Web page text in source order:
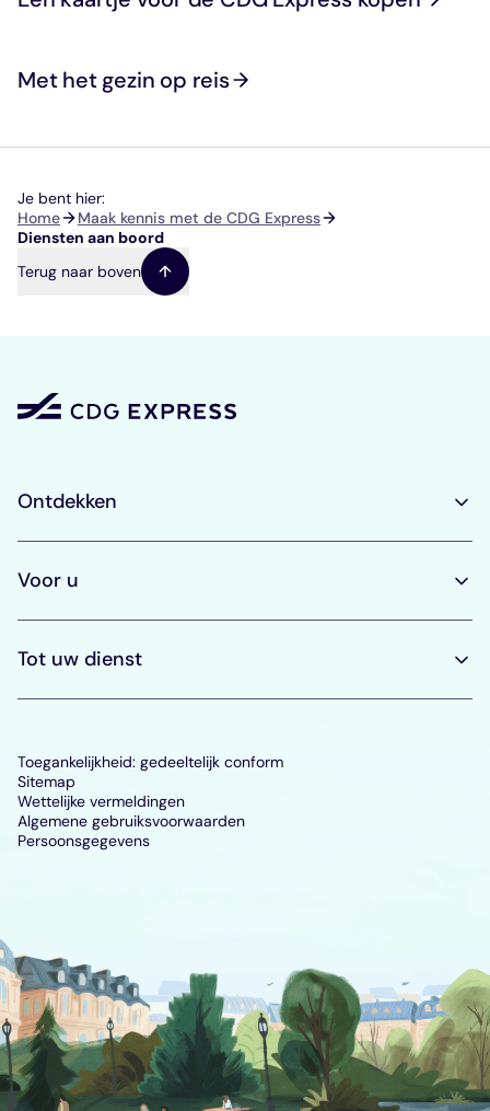
Met het gezin op reis
Je bent hier:
Kruimelpad
Home
Maak kennis met de CDG Express
Diensten aan boord
Terug naar boven
Ontdekken
Voor u
Tot uw dienst
Toegankelijkheid: gedeeltelijk conform
Sitemap
Wettelijke vermeldingen
Algemene gebruiksvoorwaarden
Persoonsgegevens